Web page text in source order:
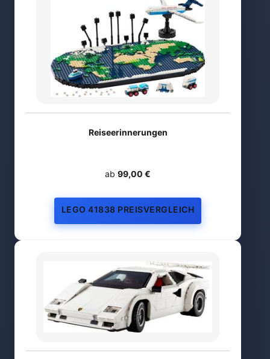
Reiseerinnerungen
ab 99,00 €
LEGO 41838 PREISVERGLEICH